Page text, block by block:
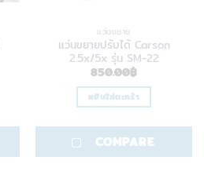
แว่นขยาย
แว่นขยายปรับได้ Carson
2.5x/5x รุ่น SM-22
850.00฿
หยิบใส่ตะกร้า
COMPARE